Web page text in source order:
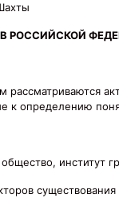
РОССИЙСКОЙ
рассматриваются
к определению
институт